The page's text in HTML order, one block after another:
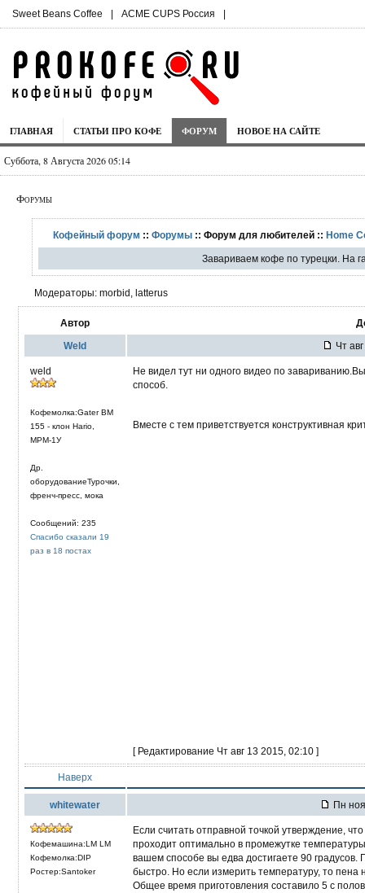
Sweet Beans Coffee | ACME CUPS Россия |
ГЛАВНАЯ СТАТЬИ ПРО КОФЕ ФОРУМ НОВОЕ НА САЙТЕ
Суббота, 8 Августа 2026 05:14
Форумы
Кофейный форум ::Форумы :: Форум для любителей ::Home
Завариваем кофе по турецки. На
Модераторы: morbid, latterus
Автор
Weld Чт
weld
Кофемолка:Gater BM
155 - клон Hario,
МРМ-1У
Др.
оборудованиеТурочки,
френч-пресс, мока
Сообщений: 235
Спасибо сказали 19
раз в 18 постах
Не видел тут ни одного видео по
способ.
Вместе с тем приветствуется конструктивная
[ Редактирование Чт авг 13 2015, 02:10 ]
Наверх
whitewater Пн
Кофемашина:LM LM
Кофемолка:DIP
Ростер:Santoker
Если считать отправной точкой утверждение,
проходит оптимально в промежутке
вашем способе вы едва достигаете 90
быстро. Но если измерить температуру, то пена
Общее время приготовления составило 5 с